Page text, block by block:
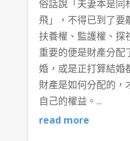
俗話說「夫妻本是同
飛」，不得已到了要
扶養權、監護權、探
重要的便是財產分配
婚，或是正打算結婚
財產是如何分配的，
自己的權益。...
read more